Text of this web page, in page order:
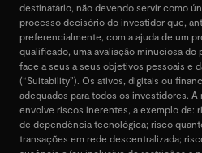
destinatário, não devendo servir como
processo decisório do investidor que,
preferencialmente, com a ajuda de um
qualificado, uma avaliação minuciosa
face a seus a seus objetivos pessoais e
(“Suitability”). Os ativos, digitais ou
adequados para todos os investidores.
envolve riscos inerentes, a exemplo de:
de dependência tecnológica; risco
transações em rede descentralizada;